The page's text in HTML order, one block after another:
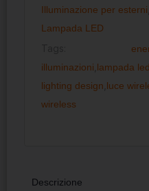
Illuminazione per esterni
Lampada LED
illuminazioni lampada led
lighting design luce
wireless
Descrizione